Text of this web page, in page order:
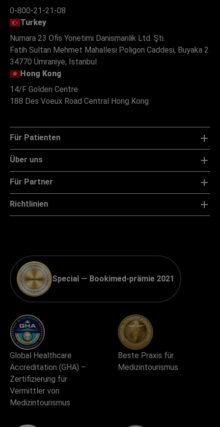
0-800-21-21-08
Turkey
Numara 23 Ofis Yonetimi Danismanlik Ltd. Şti.
Fatih Sultan Mehmet Mahallesi Poligon Caddesi, Buyaka 2
34770 Ümraniye, Istanbul
Hong Kong
14/F Golden Centre
188 Des Voeux Road Central Hong Kong
Für Patienten
Über uns
Für Partner
Richtlinien
Special — Bookimed-prämie 2021
Global Healthcare
Accreditation (GHA) –
Zertifizierung für
Vermittler von
Medizintourismus
Beste Praxis für
Medizintourismus